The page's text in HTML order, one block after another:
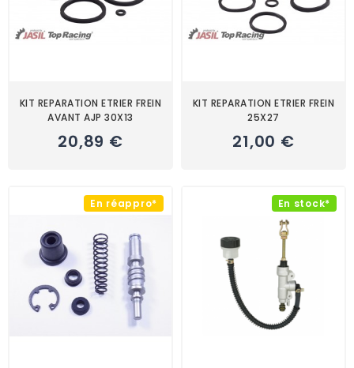
KIT REPARATION ETRIER FREIN
AVANT AJP 30X13
20,89 €
KIT REPARATION ETRIER FREIN
25X27
21,00 €
En réappro* En stock*